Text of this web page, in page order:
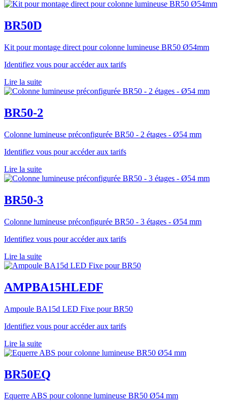
BR50D
Kit pour montage direct pour colonne lumineuse BR50 Ø54mm
Identifiez vous pour accéder aux tarifs
Lire la suite
BR50-2
Colonne lumineuse préconfigurée BR50 - 2 étages - Ø54 mm
Identifiez vous pour accéder aux tarifs
Lire la suite
BR50-3
Colonne lumineuse préconfigurée BR50 - 3 étages - Ø54 mm
Identifiez vous pour accéder aux tarifs
Lire la suite
AMPBA15HLEDF
Ampoule BA15d LED Fixe pour BR50
Identifiez vous pour accéder aux tarifs
Lire la suite
BR50EQ
Equerre ABS pour colonne lumineuse BR50 Ø54 mm